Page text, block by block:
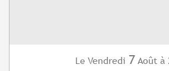
Le Vendredi 7 Août à